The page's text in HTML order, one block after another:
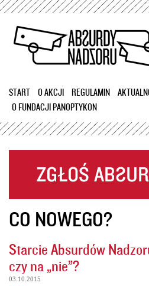
Przejdź
treści
START O AKCJI REGULAMIN
O FUNDACJI PANOPTYKON
CO NOWEGO?
Starcie Absurdów
czy na „nie”?
03.10.2015